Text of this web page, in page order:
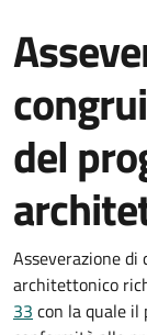
del
Asseverazione
architettonico
33 con la quale